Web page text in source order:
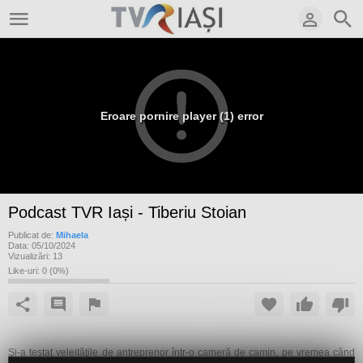
Eroare pornire player (1) error
Podcast TVR Iași - Tiberiu Stoian
Publicat de: Mihaela
Data: 05/10/2024
Vizualizări: 13
Like-uri: 0 (0%)
Şi-a testat veleităţile de antreprenor într-o cameră de camin, pe vremea când